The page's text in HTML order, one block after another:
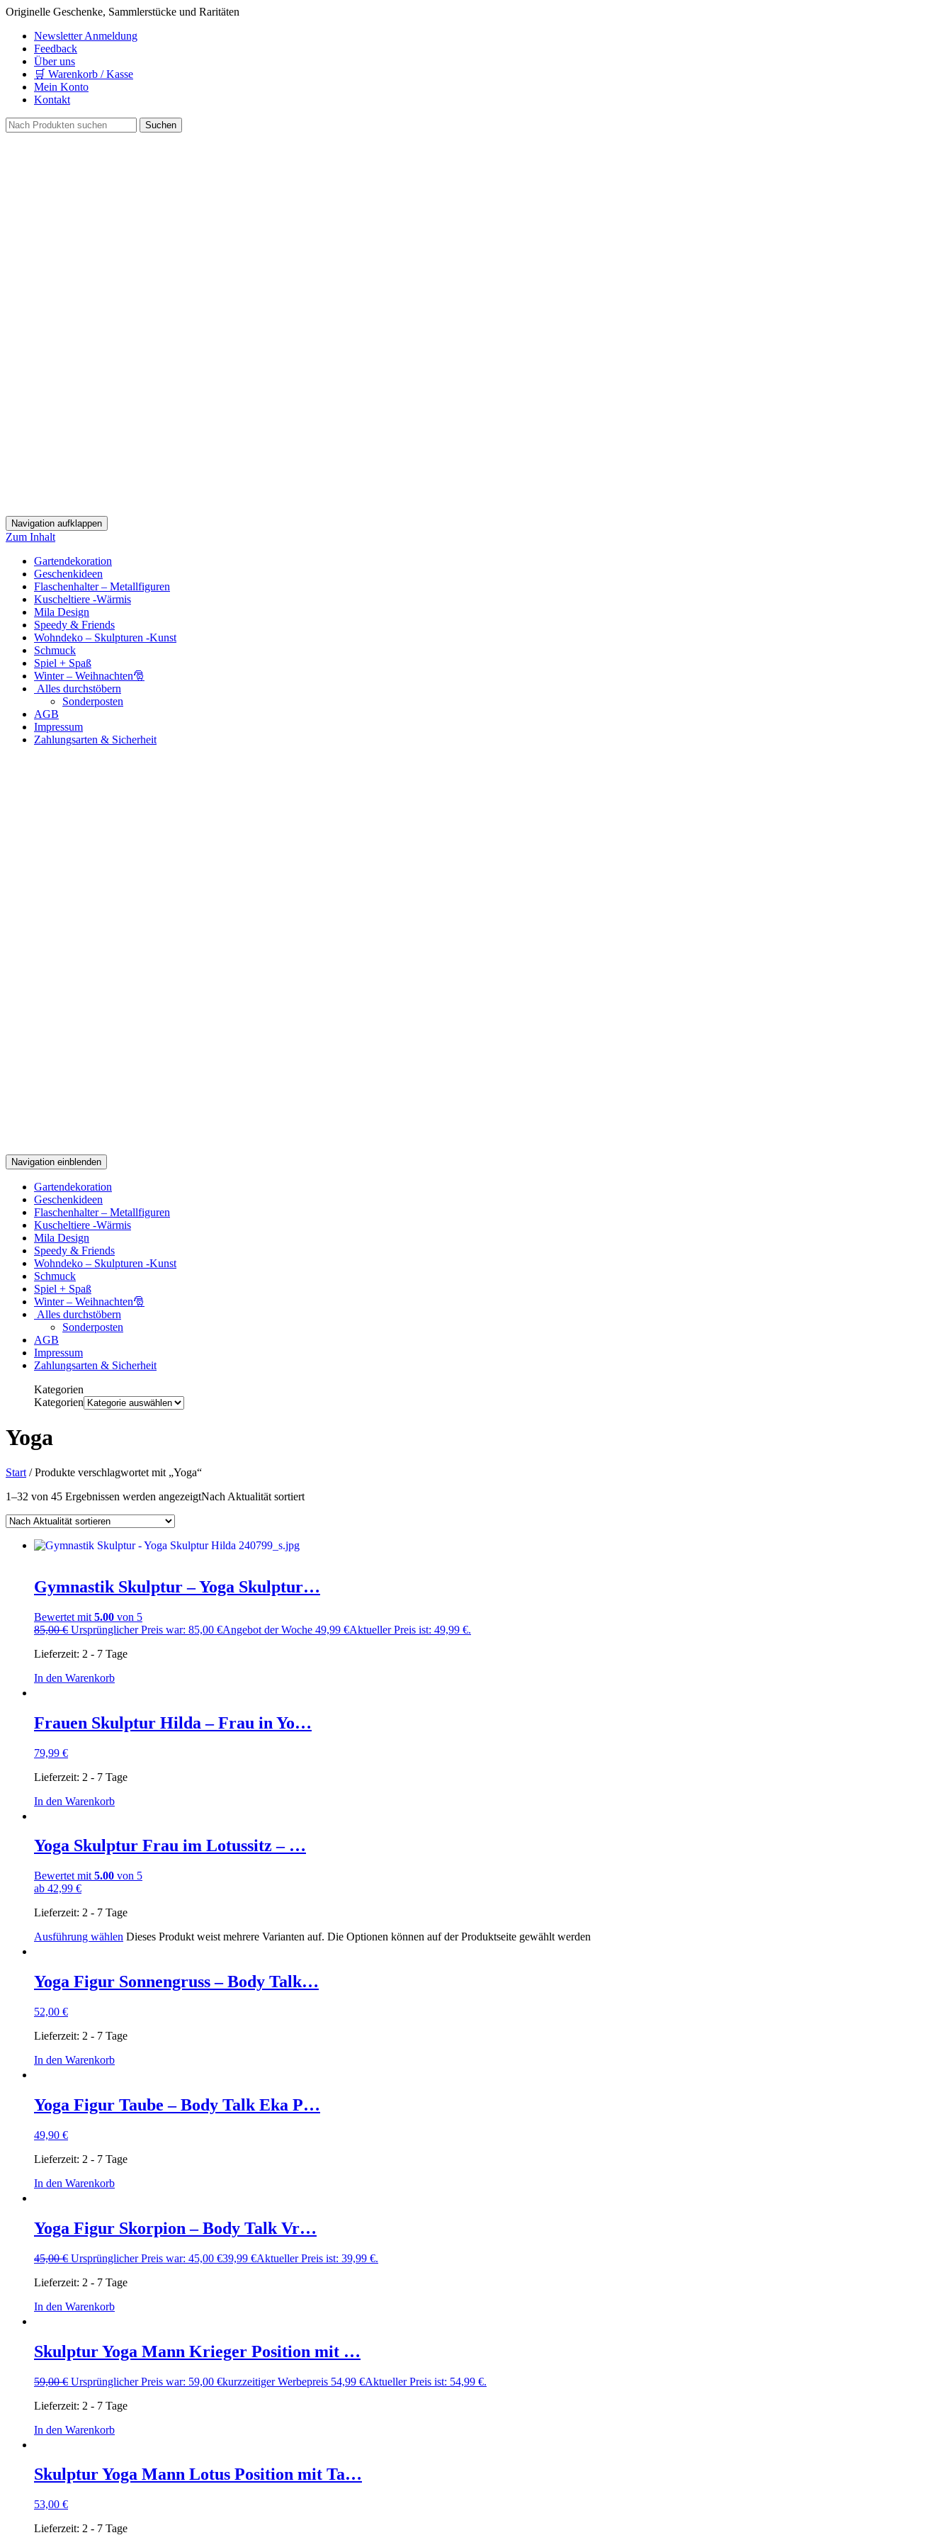
Originelle Geschenke, Sammlerstücke und Raritäten
Newsletter Anmeldung
Feedback
Über uns
🛒 Warenkorb / Kasse
Mein Konto
Kontakt
Navigation aufklappen
Zum Inhalt
Gartendekoration
Geschenkideen
Flaschenhalter – Metallfiguren
Kuscheltiere -Wärmis
Mila Design
Speedy & Friends
Wohndeko – Skulpturen -Kunst
Schmuck
Spiel + Spaß
Winter – Weihnachten🎅
Alles durchstöbern
Sonderposten
AGB
Impressum
Zahlungsarten & Sicherheit
Navigation einblenden
Gartendekoration
Geschenkideen
Flaschenhalter – Metallfiguren
Kuscheltiere -Wärmis
Mila Design
Speedy & Friends
Wohndeko – Skulpturen -Kunst
Schmuck
Spiel + Spaß
Winter – Weihnachten🎅
Alles durchstöbern
Sonderposten
AGB
Impressum
Zahlungsarten & Sicherheit
Kategorien
Kategorien
Yoga
Start / Produkte verschlagwortet mit „Yoga“
1–32 von 45 Ergebnissen werden angezeigtNach Aktualität sortiert
Gymnastik Skulptur – Yoga Skulptur…
Bewertet mit 5.00 von 5
85,00€ Ursprünglicher Preis war: 85,00 €Angebot der Woche 49,99 €Aktueller Preis ist: 49,99 €.
Lieferzeit: 2 - 7 Tage
In den Warenkorb
Frauen Skulptur Hilda – Frau in Yo…
79,99 €
Lieferzeit: 2 - 7 Tage
In den Warenkorb
Yoga Skulptur Frau im Lotussitz – …
Bewertet mit 5.00 von 5
ab 42,99 €
Lieferzeit: 2 - 7 Tage
Ausführung wählen Dieses Produkt weist mehrere Varianten auf. Die Optionen können auf der Produktseite gewählt werden
Yoga Figur Sonnengruss – Body Talk…
52,00 €
Lieferzeit: 2 - 7 Tage
In den Warenkorb
Yoga Figur Taube – Body Talk Eka P…
49,90 €
Lieferzeit: 2 - 7 Tage
In den Warenkorb
Yoga Figur Skorpion – Body Talk Vr…
45,00€ Ursprünglicher Preis war: 45,00 €39,99 €Aktueller Preis ist: 39,99 €.
Lieferzeit: 2 - 7 Tage
In den Warenkorb
Skulptur Yoga Mann Krieger Position mit …
59,00€ Ursprünglicher Preis war: 59,00 €kurzzeitiger Werbepreis 54,99 €Aktueller Preis ist: 54,99 €.
Lieferzeit: 2 - 7 Tage
In den Warenkorb
Skulptur Yoga Mann Lotus Position mit Ta…
53,00 €
Lieferzeit: 2 - 7 Tage